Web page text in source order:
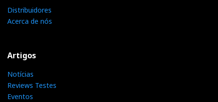
Distribuidores
Acerca de nós
Artigos
Notícias
Reviews Testes
Eventos